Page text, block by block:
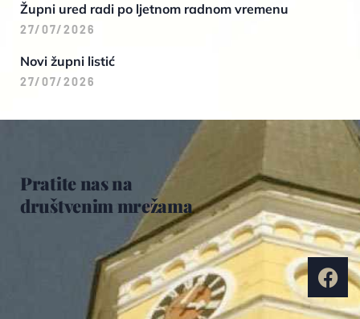
Župni ured radi po ljetnom radnom vremenu
27/07/2026
Novi župni listić
27/07/2026
Pratite nas na
društvenim mrežama